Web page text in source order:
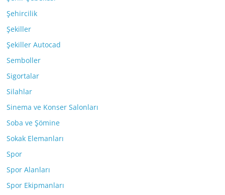
Şehircilik
Şekiller
Şekiller Autocad
Semboller
Sigortalar
Silahlar
Sinema ve Konser Salonları
Soba ve Şömine
Sokak Elemanları
Spor
Spor Alanları
Spor Ekipmanları